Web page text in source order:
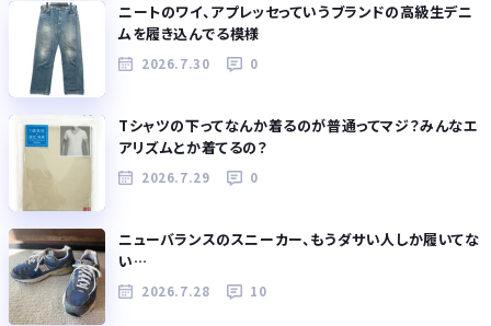
ニートのワイ、アプレッセっていうブランドの高級生デニ
ムを履き込んでる模様
2026.7.30 0
Tシャツの下ってなんか着るのが普通ってマジ？みんなエ
アリズムとか着てるの？
2026.7.29 0
ニューバランスのスニーカー、もうダサい人しか履いてな
い…
2026.7.28 10